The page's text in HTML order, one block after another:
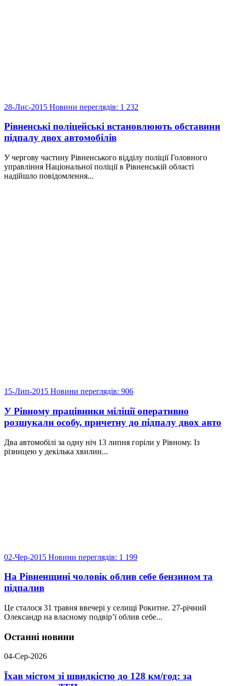
28-Лис-2015 Новини переглядів: 1 232
Рівненські поліцейські встановлюють обставини
підпалу двох автомобілів
У чергову частину Рівненського відділу поліції Головного
управління Національної поліції в Рівненській області
надійшло повідомлення...
15-Лип-2015 Новини переглядів: 906
У Рівному працівники міліції оперативно
розшукали особу, причетну до підпалу двох авто
Два автомобілі за одну ніч 13 липня горіли у Рівному. Із
різницею у декілька хвилин...
02-Чер-2015 Новини переглядів: 1 199
На Рівненщині чоловік облив себе бензином та
підпалив
Це сталося 31 травня ввечері у селищі Рокитне. 27-річний
Олександр на власному подвір’ї облив себе...
Останні новини
04-Сер-2026
Їхав містом зі швидкістю до 128 км/год: за